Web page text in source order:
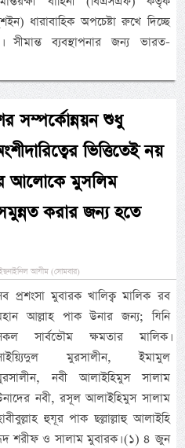
ধারাবাহিক অপচেষ্টা রুখে দিচ্ছে
সীমান্ত ব্যবস্থাপনার জন্য ভারত-
সম্পর্কোন্নয়ন শুধু
ভিত্তিতেই নয়
আলোকে মুসলিম
করার জন্য হতে
আযীম (সোমবার)
প্রশংসা মুবারক খালিক্ব মালিক রব
আল্লাহ পাক উনার জন্য; যিনি
সার্বভৌম ক্ষমতার মালিক।
মুরসালীন, ইমামুল
নবী আলাইহিমুস সালাম
নবী, রসূল আলাইহিমুস সালাম
হুযূর পাক ছল্লাল্লাহু আলাইহি
শরীফ ও সালাম মুবারক। (১) ৪ জুন